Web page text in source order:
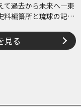
て過去から未来へ―東
料編纂所と琉球の記
見る